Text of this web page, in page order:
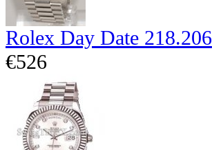
Rolex Day Date 218.206
€526